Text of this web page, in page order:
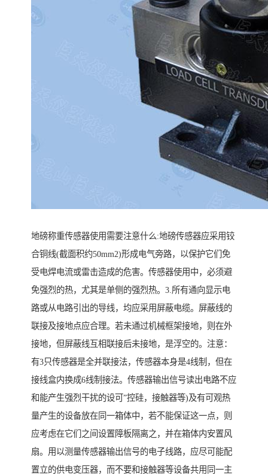
地磅称重传感器使用需要注意什么:地磅传感器应采用铰
合铜线(截面积约50mm2)形成电气旁路，以保护它们免
受电焊电流或雷击造成的危害。传感器使用中，必须避
免强烈的热，尤其是单侧的强烈热。3.所有通向显示电
路或从电路引出的导线，均应采用屏蔽电缆。屏蔽线的
联接及接地点应合理。若未通过机械框架接地，则在外
接地，但屏蔽线互相联接后未接地，是浮空的。注意：
有3只传感器是全并联接法，传感器本身是4线制，但在
接线盒内换成6线制接法。传感器输出信号读出电路不应
和能产生强烈干扰的设可”控硅，接触器等)及有可观热
量产生的设备放在同一箱体中，若不能保证这一点，则
应考虑在它们之间设置障板隔离之，并在箱体内安置风
扇。用以测量传感器输出信号的电子线路，应尽可能配
置立的供电变压器，而不要和接触器等设备共用同一主